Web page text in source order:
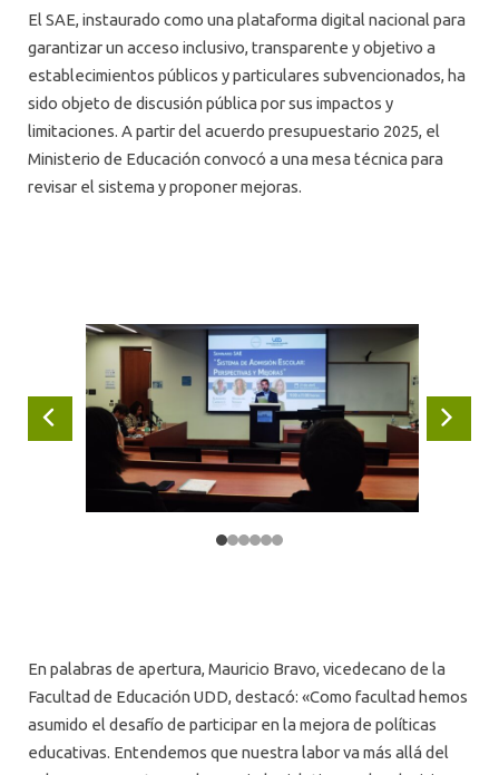
El SAE, instaurado como una plataforma digital nacional para
garantizar un acceso inclusivo, transparente y objetivo a
establecimientos públicos y particulares subvencionados, ha
sido objeto de discusión pública por sus impactos y
limitaciones. A partir del acuerdo presupuestario 2025, el
Ministerio de Educación convocó a una mesa técnica para
revisar el sistema y proponer mejoras.
Anterior
En palabras de apertura, Mauricio Bravo, vicedecano de la
Facultad de Educación UDD, destacó: «Como facultad hemos
asumido el desafío de participar en la mejora de políticas
educativas. Entendemos que nuestra labor va más allá del